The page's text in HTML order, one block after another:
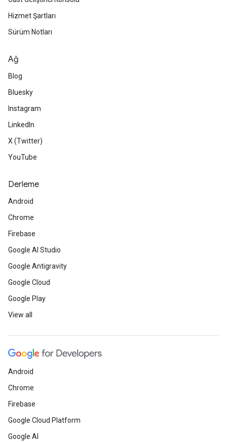
Hizmet Şartları
Sürüm Notları
Ağ
Blog
Bluesky
Instagram
LinkedIn
X (Twitter)
YouTube
Derleme
Android
Chrome
Firebase
Google AI Studio
Google Antigravity
Google Cloud
Google Play
View all
Android
Chrome
Firebase
Google Cloud Platform
Google AI